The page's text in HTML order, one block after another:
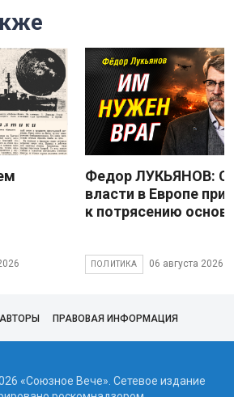
Федор ЛУКЬЯНОВ:
власти в Европе
к потрясению основ
ПОЛИТИКА 06 августа 2026
АВТОРЫ ПРАВОВАЯ ИНФОРМАЦИЯ
«Союзное Вече». Сетевое издание